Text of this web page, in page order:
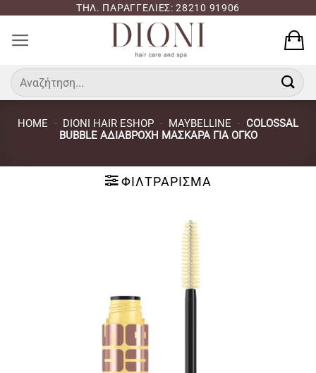
περιεχόμενο
ΤΗΛ. ΠΑΡΑΓΓΕΛΙΕΣ: 28210 91906
Αναζήτηση
για:
HOME - DIONI HAIR ESHOP - MAYBELLINE - COLOSSAL
BUBBLE ΑΔΙΆΒΡΟΧΗ ΜΆΣΚΑΡΑ ΓΙΑ ΌΓΚΟ
ΦΙΛΤΡΆΡΙΣΜΑ